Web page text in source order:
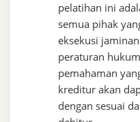
pelatihan ini
semua pihak
eksekusi
peraturan
pemahaman
kreditur akan
dengan sesuai